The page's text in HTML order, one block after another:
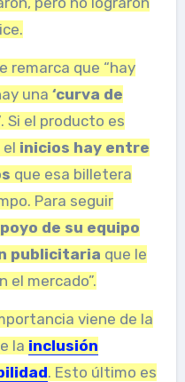
remarca que “hay
una ‘curva de
. Si el producto es
el inicios hay entre
que esa billetera
Para seguir
de su equipo
publicitaria que le
el mercado”.
viene de la
la inclusión
. Esto último es